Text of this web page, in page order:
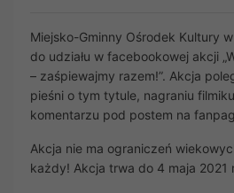
Miejsko-Gminny Ośrodek Kultury
do udziału w facebookowej akcji
– zaśpiewajmy razem!”. Akcja
pieśni o tym tytule, nagraniu
komentarzu pod postem na
Akcja nie ma ograniczeń
każdy! Akcja trwa do 4 maja 2021